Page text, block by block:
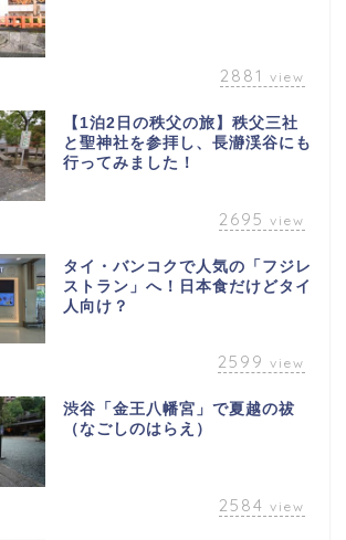
2881 view
【1泊2日の秩父の旅】秩父三社
と聖神社を参拝し、長瀞渓谷にも
行ってみました！
2695 view
タイ・バンコクで人気の「フジレ
ストラン」へ！日本食だけどタイ
人向け？
2599 view
渋谷「金王八幡宮」で夏越の祓
（なごしのはらえ）
2584 view